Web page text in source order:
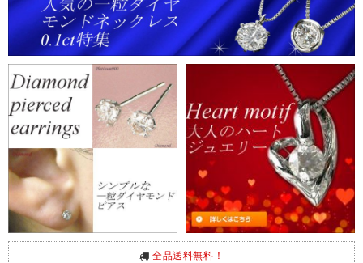
全品送料無料！